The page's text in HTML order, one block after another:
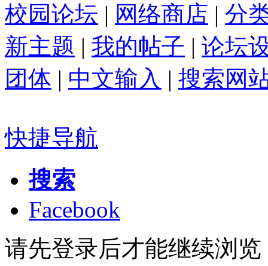
校园论坛 | 网络商店 | 分
新主题 | 我的帖子 | 论坛
团体 | 中文输入 | 搜索网
快捷导航
搜索
Facebook
请先登录后才能继续浏览